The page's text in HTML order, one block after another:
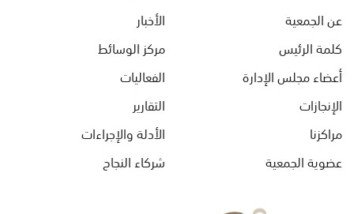
عن الجمعية
كلمة الرئيس
أعضاء مجلس الإدارة
الإنجازات
مراكزنا
عضوية الجمعية
الأخبار
مركز الوسائط
الفعاليات
التقارير
الأدلة والإجراءات
شركاء النجاح